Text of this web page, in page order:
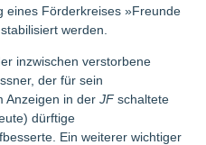
eines Förderkreises »Freunde
werden.
inzwischen verstorbene
der für sein
Anzeigen in der JF schaltete
dürftige
Ein weiterer wichtiger